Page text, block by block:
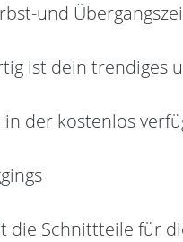
und
ist dein trendiges
der kostenlos
Schnittteile für